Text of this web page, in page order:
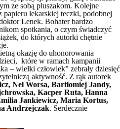
ze sobą pluszakom. Kolejne
papieru lekarskiej teczki, podobnej
Lenek. Bohater bardzo
spotkania, o czym świadczyć
do których autorki chętnie
okazję do uhonorowania
które w ramach kampanii
– wielki człowiek” zebrały dziesięć
aktywność. Z rąk autorek
Nel Worsa, Bartłomiej Jandy,
Kacper Ruta, Hanna
Jankiewicz, Maria Kortus,
Andrzejczak. Serdecznie